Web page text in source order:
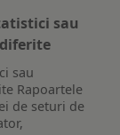
sau
sau
Rapoartele
de seturi de